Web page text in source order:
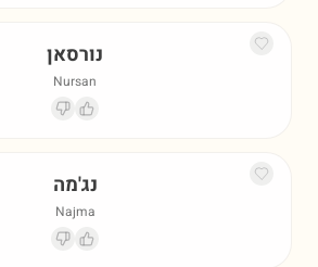
נורסאן
Nursan
נג'מה
Najma